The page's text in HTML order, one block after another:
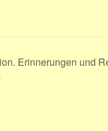
Erinnerungen und